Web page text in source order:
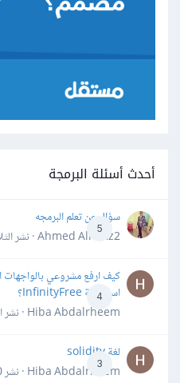
أحدث أسئلة البرمجة
5
سؤال عن تعلم البرمجه
Ahmed Alhafiz2 · نشر
4
كيف ارفع مشروعي بالواجهات
استضافة InfinityFree؟
Hiba Abdalrheem · نشر
3
لغة solidity
Hiba Abdalrheem · نشر